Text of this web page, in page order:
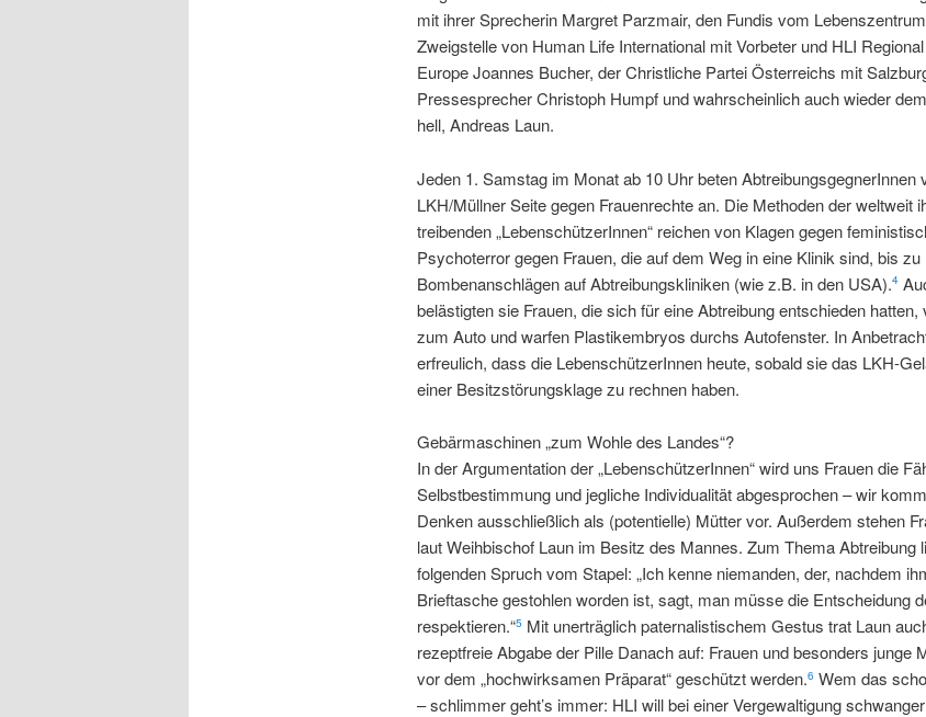
mit ihrer Sprecherin Margret Parzmair, den Fundis vom
Zweigstelle von Human Life International mit Vorbeter und HLI
Europe Joannes Bucher, der Christliche Partei Österreichs mit
Pressesprecher Christoph Humpf und wahrscheinlich auch wieder
hell, Andreas Laun.
Jeden 1. Samstag im Monat ab 10 Uhr beten AbtreibungsgegnerInnen
LKH/Müllner Seite gegen Frauenrechte an. Die Methoden der weltweit
treibenden „LebenschützerInnen“ reichen von Klagen gegen
Psychoterror gegen Frauen, die auf dem Weg in eine Klinik sind, bis zu
Bombenanschlägen auf Abtreibungskliniken (wie z.B. in den USA).4
belästigten sie Frauen, die sich für eine Abtreibung entschieden hatten,
zum Auto und warfen Plastikembryos durchs Autofenster. In
erfreulich, dass die LebenschützerInnen heute, sobald sie das LKH-
einer Besitzstörungsklage zu rechnen haben.
Gebärmaschinen „zum Wohle des Landes“?
In der Argumentation der „LebenschützerInnen“ wird uns Frauen die
Selbstbestimmung und jegliche Individualität abgesprochen – wir
Denken ausschließlich als (potentielle) Mütter vor. Außerdem stehen
laut Weihbischof Laun im Besitz des Mannes. Zum Thema Abtreibung
folgenden Spruch vom Stapel: „Ich kenne niemanden, der, nachdem
Brieftasche gestohlen worden ist, sagt, man müsse die Entscheidung
respektieren.“5 Mit unerträglich paternalistischem Gestus trat Laun
rezeptfreie Abgabe der Pille Danach auf: Frauen und besonders junge
vor dem „hochwirksamen Präparat“ geschützt werden.6 Wem das
– schlimmer geht’s immer: HLI will bei einer Vergewaltigung